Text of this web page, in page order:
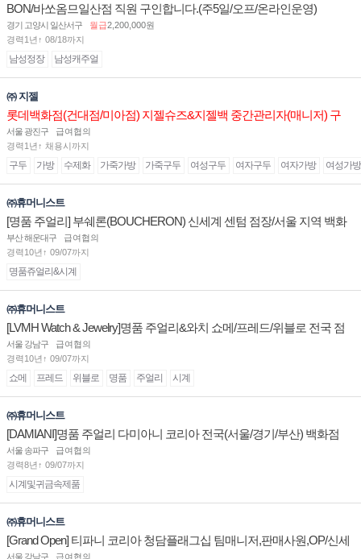
BON/바쏘옴므일산점 직원 구인합니다.(주5일/오프/온라인운영)
경기 고양시 일산서구 월급2,200,000원
경력1년↑ 08/18까지
남성정장 남성캐주얼
㈜ 지젤
롯데백화점(건대점/미아점) 지젤슈즈&지젤백 중간관리자(매니저) 구
인합니다
서울 광진구
급여협의
경력1년↑ 채용시까지
구두 가방 수제화 가죽가방 가죽구두 여성구두 여자구두 여자가방 여성가방
㈜휴머니스트
[명품 주얼리] 부쉐론(BOUCHERON) 신세계 센텀 점장/서울 지역 백화
점 판매사원 채용
부산 해운대구
급여협의
경력10년↑ 09/07까지
명품쥬얼리&시계
㈜휴머니스트
[LVMH Watch & Jewelry]명품 주얼리&와치 쇼메/프레드/위블로 전국 점
장/부점장/판매사원 채용
서울 강남구
급여협의
경력10년↑ 09/07까지
쇼메 프레드 위블로 명품 주얼리 시계
㈜휴머니스트
[DAMIANI]명품 주얼리 다미아니 코리아 전국(서울/경기/부산) 백화점
부점장/판매사원 채용
서울 송파구
급여협의
경력8년↑ 09/07까지
시계및귀금속제품
㈜휴머니스트
[Grand Open] 티파니 코리아 청담플래그십 팀매니저,판매사원,OP/신세
계대전 판매사원 채용
서울 강남구
급여협의